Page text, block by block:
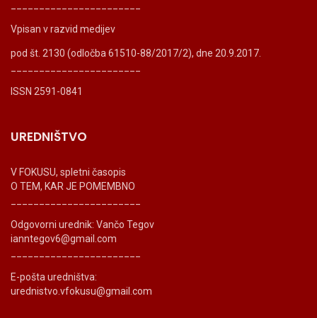
Vpisan v razvid medijev
pod št. 2130 (odločba 61510-88/2017/2), dne 20.9.2017.
ISSN 2591-0841
UREDNIŠTVO
V FOKUSU, spletni časopis
O TEM, KAR JE POMEMBNO
Odgovorni urednik: Vančo Tegov
ianntegov6@gmail.com
E-pošta uredništva:
urednistvo.vfokusu@gmail.com